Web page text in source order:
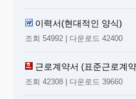
27.귀하께서 부가서비
① 많이 이용한다.
② 이용한다.
③ 보통이다.
이력서(현대적인 양식)
조회 54992 | 다운로드 42400
근로계약서 (표준근로계
조회 42308 | 다운로드 39660